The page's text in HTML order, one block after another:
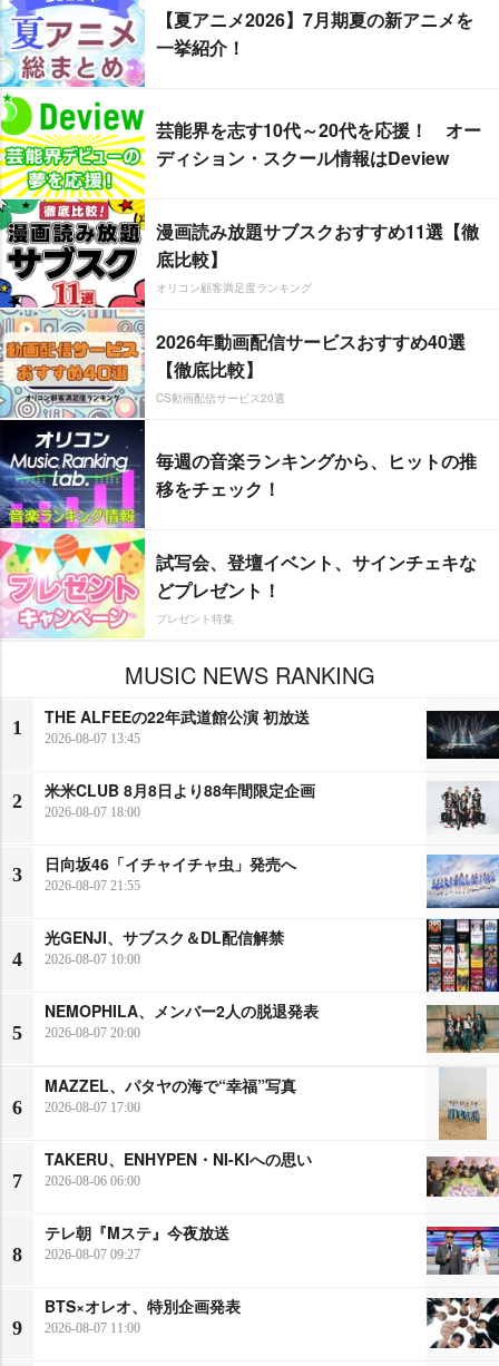
【夏アニメ2026】7月期夏の新アニメを
一挙紹介！
芸能界を志す10代～20代を応援！ オー
ディション・スクール情報はDeview
漫画読み放題サブスクおすすめ11選【徹
底比較】
オリコン顧客満足度ランキング
2026年動画配信サービスおすすめ40選
【徹底比較】
CS動画配信サービス20選
毎週の音楽ランキングから、ヒットの推
移をチェック！
試写会、登壇イベント、サインチェキな
どプレゼント！
プレゼント特集
MUSIC NEWS RANKING
1
THE ALFEEの22年武道館公演 初放送
2026-08-07 13:45
2
米米CLUB 8月8日より88年間限定企画
2026-08-07 18:00
3
日向坂46「イチャイチャ虫」発売へ
2026-08-07 21:55
4
光GENJI、サブスク＆DL配信解禁
2026-08-07 10:00
5
NEMOPHILA、メンバー2人の脱退発表
2026-08-07 20:00
6
MAZZEL、パタヤの海で“幸福”写真
2026-08-07 17:00
7
TAKERU、ENHYPEN・NI-KIへの思い
2026-08-06 06:00
8
テレ朝『Mステ』今夜放送
2026-08-07 09:27
9
BTS×オレオ、特別企画発表
2026-08-07 11:00